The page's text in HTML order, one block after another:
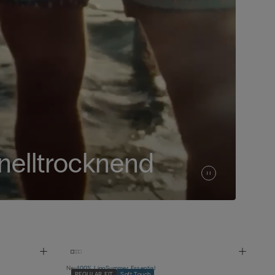
Neu100% LinoSummer Essential